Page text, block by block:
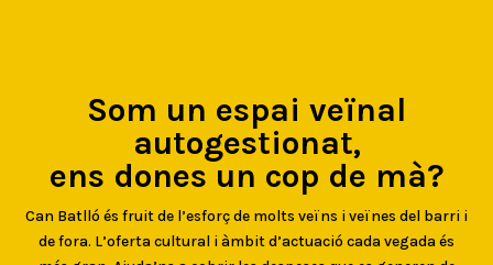
Som un espai veïnal
autogestionat,
ens dones un cop de mà?
Can Batlló és fruit de l’esforç de molts veïns i veïnes del barri i
de fora. L’oferta cultural i àmbit d’actuació cada vegada és